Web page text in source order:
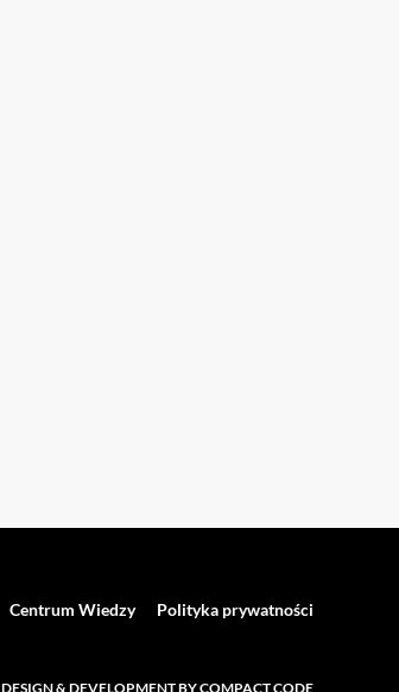
Centrum Wiedzy Polityka prywatności
DESIGN & DEVELOPMENT BY COMPACT CODE